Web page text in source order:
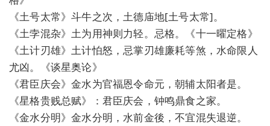
《土号太常》斗牛之次，土德庙地[土号太常]。
《土孛混杂》土为用神则力轻。忌格。《十一曜定格》
《土计刃雄》土计怕怒，忌掌刃雄廉耗等煞，水命限人
尤凶。《谈星奥论》
《君臣庆会》金水为官福恩令命元，朝辅太阳者是。
《星格贵贱总赋》：君臣庆会，钟鸣鼎食之家。
《金水分明》金水分明，水前金後，不宜混失退逆。